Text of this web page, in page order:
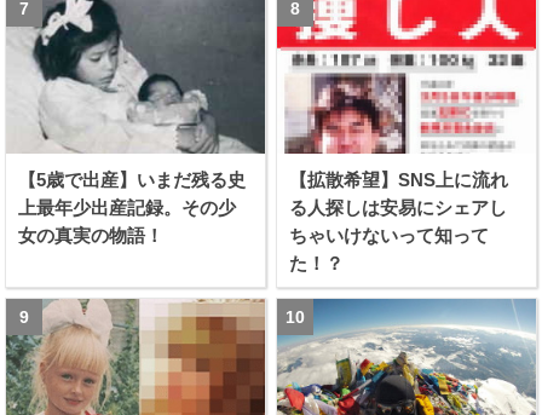
【5歳で出産】いまだ残る史
上最年少出産記録。その少
女の真実の物語！
【拡散希望】SNS上に流れ
る人探しは安易にシェアし
ちゃいけないって知って
た！？